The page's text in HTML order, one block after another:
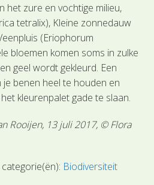
het zure en vochtige milieu,
tetralix), Kleine zonnedauw
(Eriophorum
bloemen komen soms in zulke
geel wordt gekleurd. Een
benen heel te houden en
kleurenpalet gade te slaan.
Rooijen, 13 juli 2017, © Flora
Biodiversiteit